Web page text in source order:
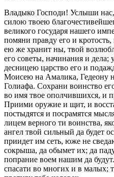
Владыко Господи! Услыши
силою твоею
великого государя нашего
помяни правду его и
ею же хранит ны, твой
его советы, начинания и
десницею царство его и
Моисею на Амалика, Гедеону
Голиафа. Сохрани воинство
во имя твое ополчившихся, и
Приими оружие и щит, и
постыдятся и посрамятся
лицем верного ти воинства,
ангел твой сильный да будет
приидет им сеть, юже не
сокрыша, да обымет их; да
попрание воем нашим да
спасати во многих и в малых;